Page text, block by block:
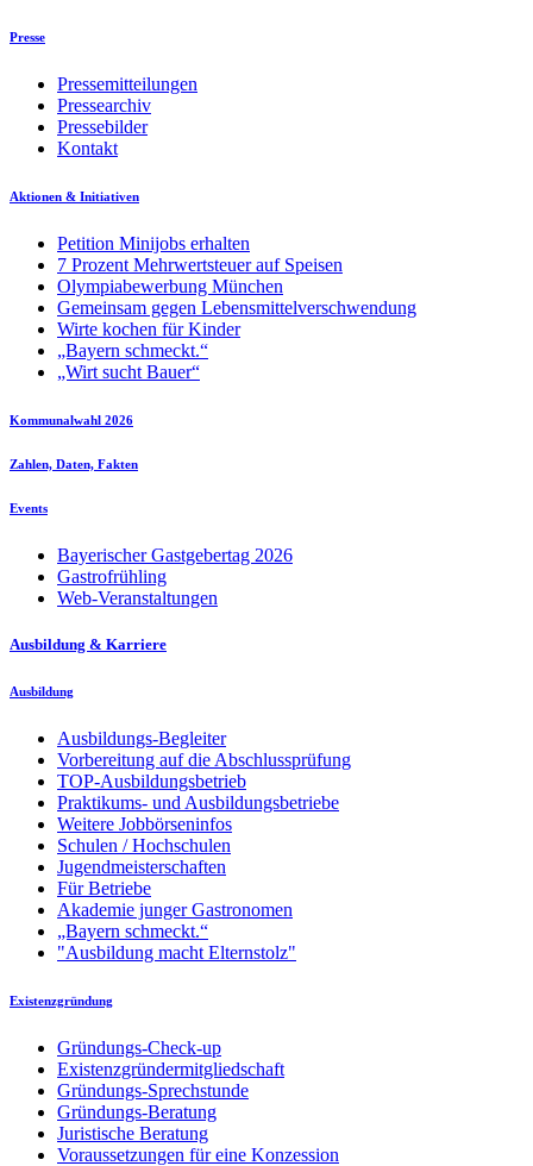
Presse
Pressemitteilungen
Pressearchiv
Pressebilder
Kontakt
Aktionen & Initiativen
Petition Minijobs erhalten
7 Prozent Mehrwertsteuer auf Speisen
Olympiabewerbung München
Gemeinsam gegen Lebensmittelverschwendung
Wirte kochen für Kinder
„Bayern schmeckt.“
„Wirt sucht Bauer“
Kommunalwahl 2026
Zahlen, Daten, Fakten
Events
Bayerischer Gastgebertag 2026
Gastrofrühling
Web-Veranstaltungen
Ausbildung & Karriere
Ausbildung
Ausbildungs-Begleiter
Vorbereitung auf die Abschlussprüfung
TOP-Ausbildungsbetrieb
Praktikums- und Ausbildungsbetriebe
Weitere Jobbörseninfos
Schulen / Hochschulen
Jugendmeisterschaften
Für Betriebe
Akademie junger Gastronomen
„Bayern schmeckt.“
"Ausbildung macht Elternstolz"
Existenzgründung
Gründungs-Check-up
Existenzgründermitgliedschaft
Gründungs-Sprechstunde
Gründungs-Beratung
Juristische Beratung
Voraussetzungen für eine Konzession